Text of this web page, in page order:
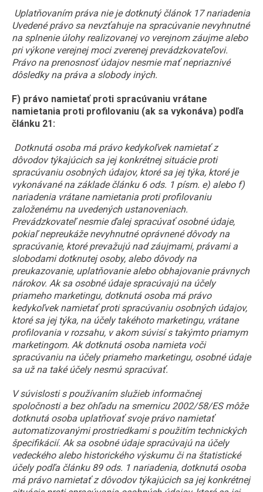
Uplatňovaním práva nie je dotknutý článok 17 nariadenia
Uvedené právo sa nevzťahuje na spracúvanie nevyhnutné
na splnenie úlohy realizovanej vo verejnom záujme alebo
pri výkone verejnej moci zverenej prevádzkovateľovi.
Právo na prenosnosť údajov nesmie mať nepriaznivé
dôsledky na práva a slobody iných.
F) právo namietať proti spracúvaniu vrátane
namietania proti profilovaniu (ak sa vykonáva) podľa
článku 21:
Dotknutá osoba má právo kedykoľvek namietať z
dôvodov týkajúcich sa jej konkrétnej situácie proti
spracúvaniu osobných údajov, ktoré sa jej týka, ktoré je
vykonávané na základe článku 6 ods. 1 písm. e) alebo f)
nariadenia vrátane namietania proti profilovaniu
založenému na uvedených ustanoveniach.
Prevádzkovateľ nesmie ďalej spracúvať osobné údaje,
pokiaľ nepreukáže nevyhnutné oprávnené dôvody na
spracúvanie, ktoré prevažujú nad záujmami, právami a
slobodami dotknutej osoby, alebo dôvody na
preukazovanie, uplatňovanie alebo obhajovanie právnych
nárokov. Ak sa osobné údaje spracúvajú na účely
priameho marketingu, dotknutá osoba má právo
kedykoľvek namietať proti spracúvaniu osobných údajov,
ktoré sa jej týka, na účely takéhoto marketingu, vrátane
profilovania v rozsahu, v akom súvisí s takýmto priamym
marketingom. Ak dotknutá osoba namieta voči
spracúvaniu na účely priameho marketingu, osobné údaje
sa už na také účely nesmú spracúvať.
V súvislosti s používaním služieb informačnej
spoločnosti a bez ohľadu na smernicu 2002/58/ES môže
dotknutá osoba uplatňovať svoje právo namietať
automatizovanými prostriedkami s použitím technických
špecifikácií. Ak sa osobné údaje spracúvajú na účely
vedeckého alebo historického výskumu či na štatistické
účely podľa článku 89 ods. 1 nariadenia, dotknutá osoba
má právo namietať z dôvodov týkajúcich sa jej konkrétnej